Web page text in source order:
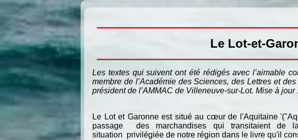
Le Lot-et-
Les textes qui suivent ont été rédigés avec l’aimable
membre de l’Académie des Sciences, des Lettres et
président de l’AMMAC de Villeneuve-sur-Lot. Mise à
Le Lot et Garonne est situé au cœur de l'Aquitaine
passage des marchandises qui transitaient de
situation privilégiée de notre région dans le livre qu'il